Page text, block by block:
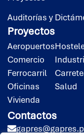
Auditorías y
Proyectos
Aeropuertos
Comercio
Ferrocarril
Oficinas
Vivienda
Salud
Contactos